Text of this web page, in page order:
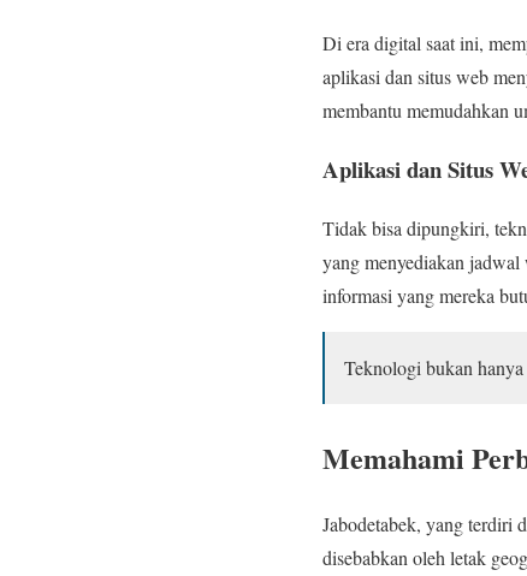
Di era digital saat ini,
aplikasi dan situs web
membantu memudahkan
Aplikasi dan Situs
Tidak bisa dipungkiri,
yang menyediakan jadwal
informasi yang mereka
Teknologi bukan
Memahami
Jabodetabek, yang terdiri
disebabkan oleh letak